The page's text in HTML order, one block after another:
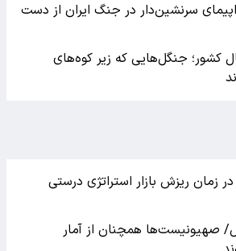
دستکم 7 هواپیمای سرنشین‌دار در جنگ ایران از دست
کشور؛ جنگل‌هایی که زیر کوه‌های
در زمان ریزش بازار استراتژی درستی
صهیونیست‌ها همچنان از آمار